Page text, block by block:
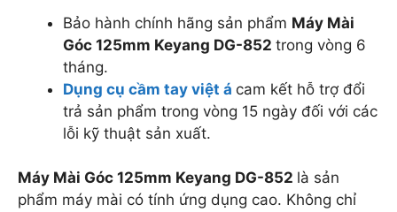
Bảo hành chính hãng sản phẩm Máy Mài
Góc 125mm Keyang DG-852 trong vòng 6
tháng.
Dụng cụ cầm tay việt á cam kết hỗ trợ đổi
trả sản phẩm trong vòng 15 ngày đối với các
lỗi kỹ thuật sản xuất.
Máy Mài Góc 125mm Keyang DG-852 là sản
phẩm máy mài có tính ứng dụng cao. Không chỉ